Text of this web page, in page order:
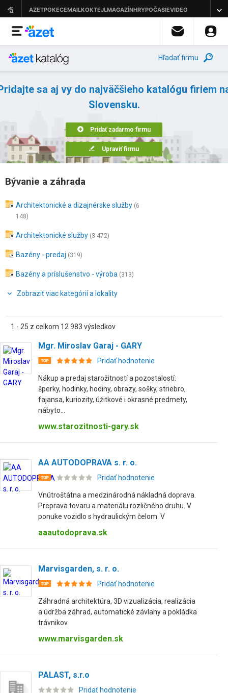
Hľadať firmu
sa aj vy do najväčšieho katalógu firiem
Slovensku.
Pridať zadarmo firmu
Upraviť firmu
Bývanie a záhrada
Architektonické a dizajnérske služby (6
148)
Architektonické služby (3 472)
Bazény - predaj (319)
Bazény a príslušenstvo - výroba (313)
Zobraziť viac kategórií a lokality
1 - 25 z celkom 12 983 výsledkov
Mgr. Miroslav Garaj - GARY
Pridať hodnotenie
Nákup a predaj starožitností a pozostalostí:
šperky, hodinky, hodiny, obrazy, sošky, striebro,
fajansa, kuriozity, úžitkové i okrasné predmety,
nábyto...
www.starozitnosti-gary.sk
AA AUTODOPRAVA s. r. o.
Pridať hodnotenie
Vnútroštátna a medzinárodná nákladná doprava.
Preprava tovaru a materiálu rozličného druhu. V
ponuke vozidlo s hydraulickým čelom. V
aaautodoprava.sk
Marvisgarden, s. r. o.
Pridať hodnotenie
Záhradná architektúra, 3D vizualizácia, realizácia
a údržba záhrad, automatické závlahy a pokládka
trávnikov.
www.marvisgarden.sk
PALAST, s.r.o
Pridať hodnotenie